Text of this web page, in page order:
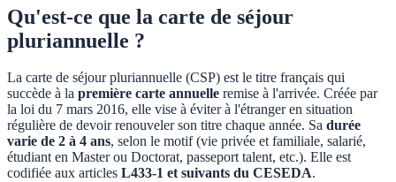
Qu'est-ce que la carte de séjour
pluriannuelle ?
La carte de séjour pluriannuelle (CSP) est le titre français qui
succède à la première carte annuelle remise à l'arrivée. Créée par
la loi du 7 mars 2016, elle vise à éviter à l'étranger en situation
régulière de devoir renouveler son titre chaque année. Sa durée
varie de 2 à 4 ans, selon le motif (vie privée et familiale, salarié,
étudiant en Master ou Doctorat, passeport talent, etc.). Elle est
codifiée aux articles L433-1 et suivants du CESEDA.